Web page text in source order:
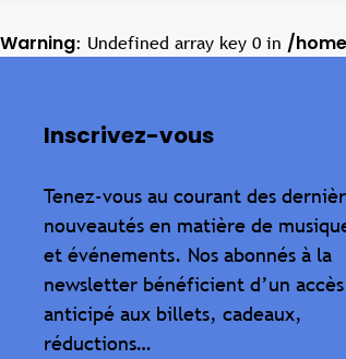
Warning: Undefined array key 0 in /
Inscrivez-vous
Tenez-vous au courant des
nouveautés en matière de
et événements. Nos abonnés à la
newsletter bénéficient d’un accès
anticipé aux billets, cadeaux,
réductions…